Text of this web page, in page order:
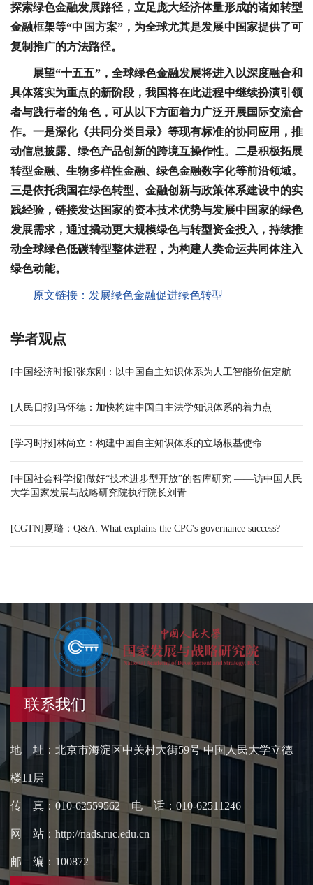
探索绿色金融发展路径，立足庞大经济体量形成的诸如转型
金融框架等“中国方案”，为全球尤其是发展中国家提供了可
复制推广的方法路径。
展望“十五五”，全球绿色金融发展将进入以深度融合和
具体落实为重点的新阶段，我国将在此进程中继续扮演引领
者与践行者的角色，可从以下方面着力广泛开展国际交流合
作。一是深化《共同分类目录》等现有标准的协同应用，推
动信息披露、绿色产品创新的跨境互操作性。二是积极拓展
转型金融、生物多样性金融、绿色金融数字化等前沿领域。
三是依托我国在绿色转型、金融创新与政策体系建设中的实
践经验，链接发达国家的资本技术优势与发展中国家的绿色
发展需求，通过撬动更大规模绿色与转型资金投入，持续推
动全球绿色低碳转型整体进程，为构建人类命运共同体注入
绿色动能。
原文链接： 发展绿色金融促进绿色转型
学者观点
[中国经济时报]张东刚：以中国自主知识体系为人工智能价值定航
[人民日报]马怀德：加快构建中国自主法学知识体系的着力点
[学习时报]林尚立：构建中国自主知识体系的立场根基使命
[中国社会科学报]做好“技术进步型开放”的智库研究 ——访中国人民
大学国家发展与战略研究院执行院长刘青
[CGTN]夏璐：Q&A: What explains the CPC's governance success?
联系我们
地 址：北京市海淀区中关村大街59号 中国人民大学立德
楼11层
传 真：010-62559562 电 话：010-62511246
网 站：http://nads.ruc.edu.cn
邮 编：100872